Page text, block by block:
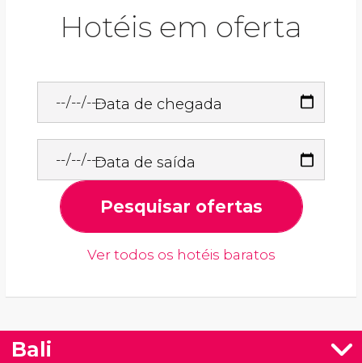
Hotéis em oferta
Data de chegada
Data de saída
Pesquisar ofertas
Ver todos os hotéis baratos
Bali